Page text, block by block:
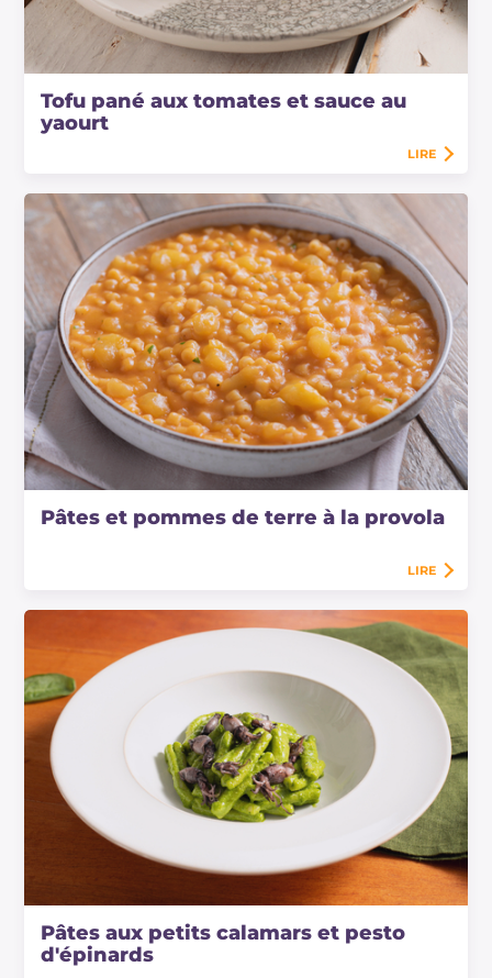
Tofu pané aux tomates et sauce au
yaourt
LIRE
Pâtes et pommes de terre à la provola
LIRE
Pâtes aux petits calamars et pesto
d'épinards